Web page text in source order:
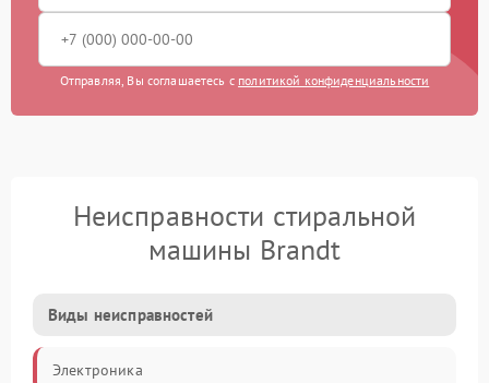
Отправляя, Вы соглашаетесь с политикой конфиденциальности
Неисправности стиральной
машины Brandt
Виды неисправностей
Электроника